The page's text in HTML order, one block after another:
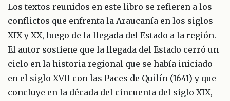
Los textos reunidos en este libro se refieren a los
conflictos que enfrenta la Araucanía en los siglos
XIX y XX, luego de la llegada del Estado a la región.
El autor sostiene que la llegada del Estado cerró un
ciclo en la historia regional que se había iniciado
en el siglo XVII con las Paces de Quilín (1641) y que
concluye en la década del cincuenta del siglo XIX,